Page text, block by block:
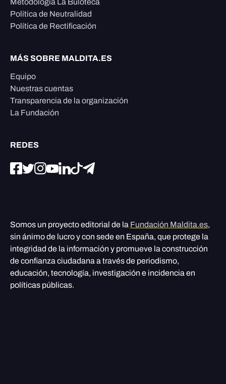
Metodología La Buloteca
Política de Neutralidad
Política de Rectificación
MÁS SOBRE MALDITA.ES
Equipo
Nuestras cuentas
Transparencia de la organización
La Fundación
REDES
Somos un proyecto editorial de la Fundación Maldita.es,
sin ánimo de lucro y con sede en España, que protege la
integridad de la información y promueve la construcción
de confianza ciudadana a través de periodismo,
educación, tecnología, investigación e incidencia en
políticas públicas.